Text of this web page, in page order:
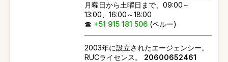
月曜日から土曜日まで、09:00～
13:00、16:00～18:00
☎ +51 915 181 506 (ペルー)
2003年に設立されたエージェンシー。
RUCライセンス。 20600652461